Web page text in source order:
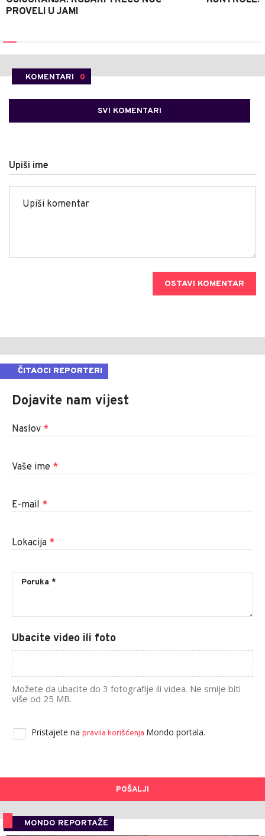
PROVELI U JAMI
KOMENTARI 0
SVI KOMENTARI
Upiši ime
OSTAVI KOMENTAR
ČITAOCI REPORTERI
Dojavite nam vijest
Naslov *
Vaše ime *
E-mail *
Lokacija *
Ubacite video ili foto
Možete da ubacite do 3 fotografije ili videa. Ne smije biti
više od 25 MB.
Pristajete na pravila korišćenja Mondo portala.
POŠALJI
MONDO REPORTAŽE